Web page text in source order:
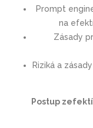
Prompt
na
Zásady
Riziká a
Postup